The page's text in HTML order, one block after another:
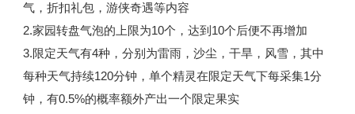
气，折扣礼包，游侠奇遇等内容
2.家园转盘气泡的上限为10个，达到10个后便不再增加
3.限定天气有4种，分别为雷雨，沙尘，干旱，风雪，其中
每种天气持续120分钟，单个精灵在限定天气下每采集1分
钟，有0.5%的概率额外产出一个限定果实